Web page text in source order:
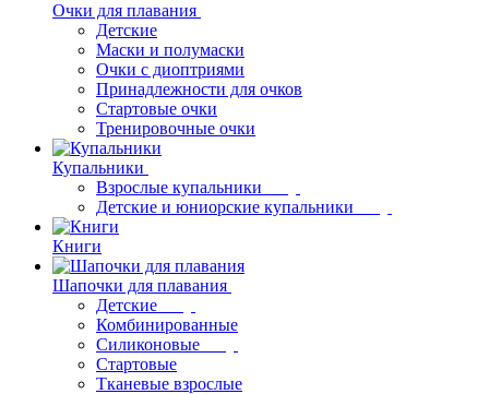
Очки для плавания
Детские
Маски и полумаски
Очки с диоптриями
Принадлежности для очков
Стартовые очки
Тренировочные очки
Купальники
Взрослые купальники
Детские и юниорские купальники
Книги
Шапочки для плавания
Детские
Комбинированные
Силиконовые
Стартовые
Тканевые взрослые